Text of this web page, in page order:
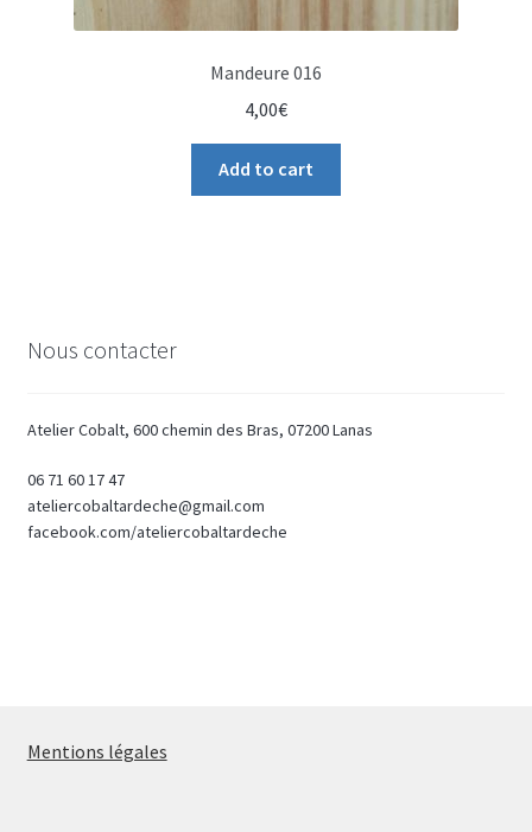
Mandeure 016
4,00€
Add to cart
Nous contacter
Atelier Cobalt, 600 chemin des Bras, 07200 Lanas
06 71 60 17 47
ateliercobaltardeche@gmail.com
facebook.com/ateliercobaltardeche
Mentions légales